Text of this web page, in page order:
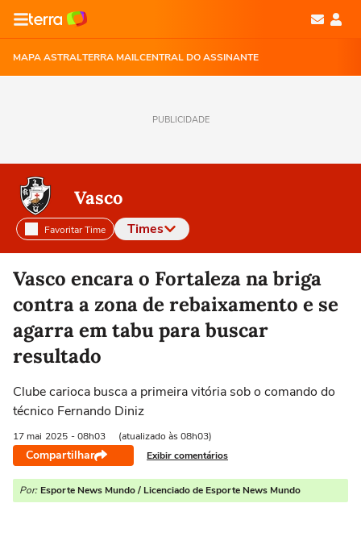
MAPA ASTRALTERRA MAILCENTRAL DO ASSINANTE
PUBLICIDADE
Vasco
Favoritar Time Times
Selecione o time para ver as notícias
Vasco encara o Fortaleza na briga
contra a zona de rebaixamento e se
agarra em tabu para buscar
resultado
Clube carioca busca a primeira vitória sob o comando do
técnico Fernando Diniz
17 mai 2025 - 08h03 (atualizado às 08h03)
Compartilhar Exibir comentários
Por: Esporte News Mundo / Licenciado de Esporte News Mundo